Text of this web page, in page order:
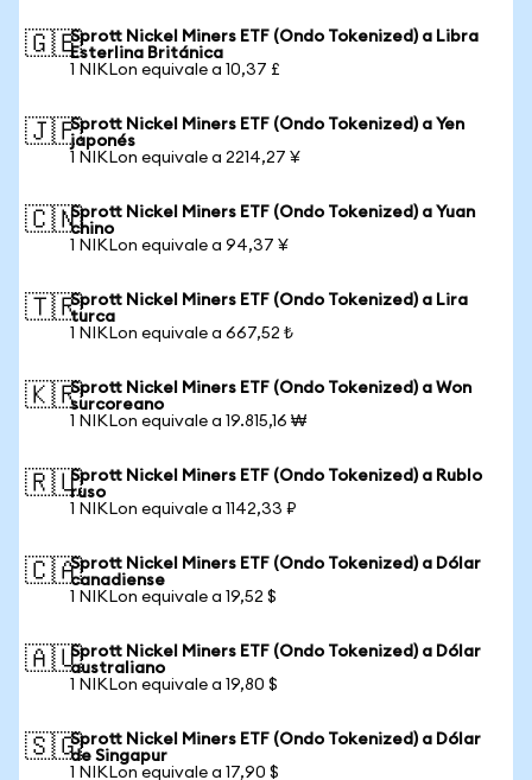
🇬🇧Sprott Nickel Miners ETF (Ondo Tokenized) a Libra
Esterlina Británica
1 NIKLon equivale a 10,37 £
🇯🇵Sprott Nickel Miners ETF (Ondo Tokenized) a Yen
japonés
1 NIKLon equivale a 2214,27 ¥
🇨🇳Sprott Nickel Miners ETF (Ondo Tokenized) a Yuan
chino
1 NIKLon equivale a 94,37 ¥
🇹🇷Sprott Nickel Miners ETF (Ondo Tokenized) a Lira
turca
1 NIKLon equivale a 667,52 ₺
🇰🇷Sprott Nickel Miners ETF (Ondo Tokenized) a Won
surcoreano
1 NIKLon equivale a 19.815,16 ₩
🇷🇺Sprott Nickel Miners ETF (Ondo Tokenized) a Rublo
ruso
1 NIKLon equivale a 1142,33 ₽
🇨🇦Sprott Nickel Miners ETF (Ondo Tokenized) a Dólar
canadiense
1 NIKLon equivale a 19,52 $
🇦🇺Sprott Nickel Miners ETF (Ondo Tokenized) a Dólar
australiano
1 NIKLon equivale a 19,80 $
🇸🇬Sprott Nickel Miners ETF (Ondo Tokenized) a Dólar
de Singapur
1 NIKLon equivale a 17,90 $